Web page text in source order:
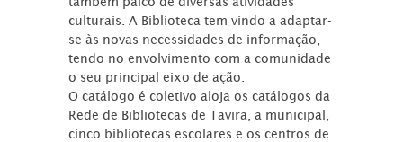
culturais. A Biblioteca tem vindo a adaptar-
se às novas necessidades de informação,
tendo no envolvimento com a comunidade
o seu principal eixo de ação.
O catálogo é coletivo aloja os catálogos da
Rede de Bibliotecas de Tavira, a municipal,
cinco bibliotecas escolares e os centros de